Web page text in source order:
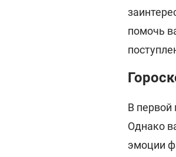
помочь
В первой
Однако
эмоции